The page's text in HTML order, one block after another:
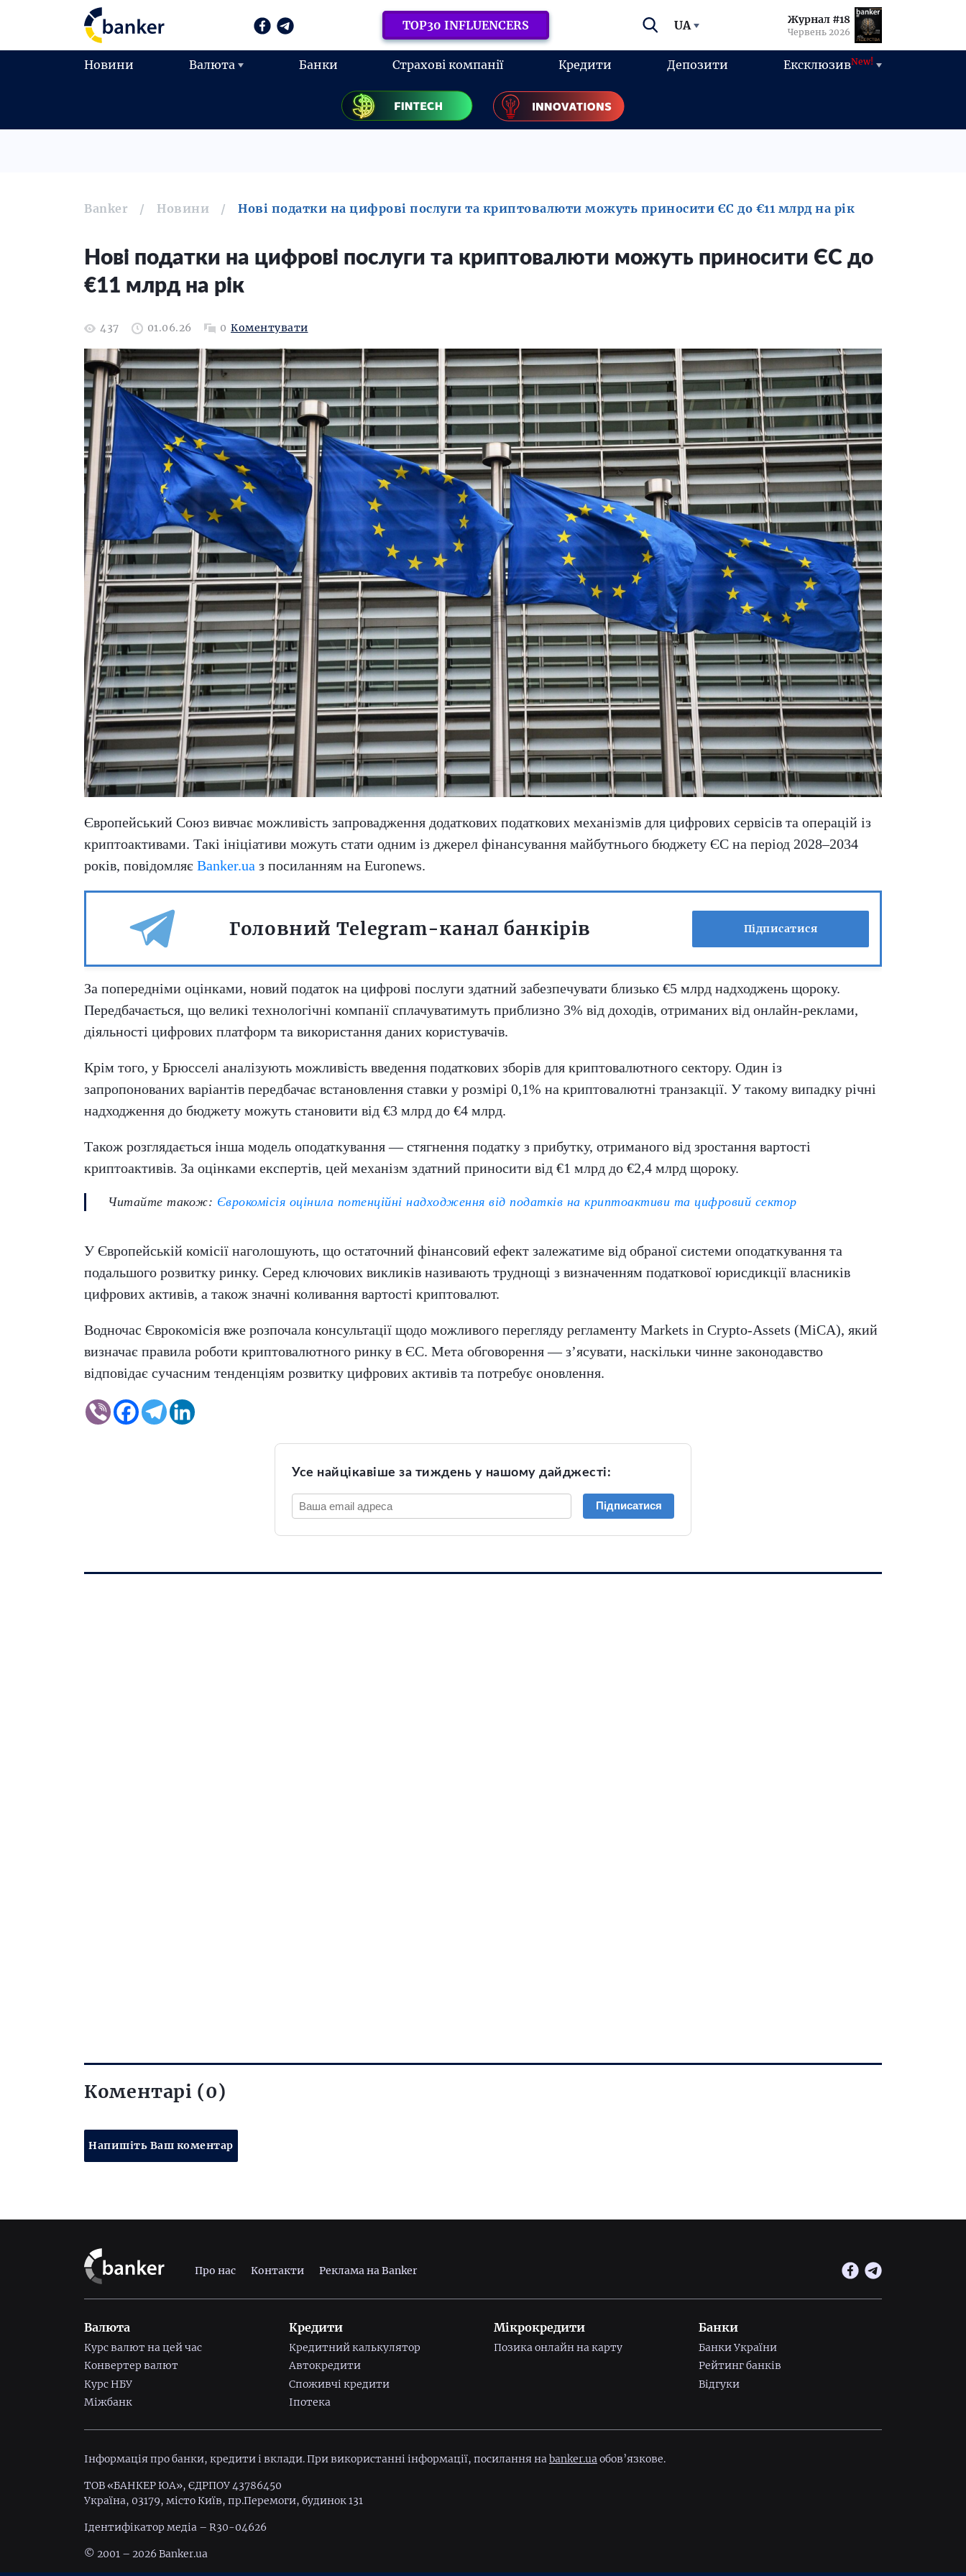
TOP30 INFLUENCERS UA Журнал #18
Червень 2026
Новини Валюта Банки Страхові компанії Кредити Депозити ЕксклюзивNew!
Banker Новини Нові податки на цифрові послуги та криптовалюти можуть приносити ЄС до €11 млрд на рік
Нові податки на цифрові послуги та криптовалюти можуть приносити ЄС до
€11 млрд на рік
437 01.06.26 0 Коментувати
Європейський Союз вивчає можливість запровадження додаткових податкових механізмів для цифрових сервісів та операцій із
криптоактивами. Такі ініціативи можуть стати одним із джерел фінансування майбутнього бюджету ЄС на період 2028–2034
років, повідомляє Banker.ua з посиланням на Euronews.
Головний Telegram-канал банкірів Підписатися
За попередніми оцінками, новий податок на цифрові послуги здатний забезпечувати близько €5 млрд надходжень щороку.
Передбачається, що великі технологічні компанії сплачуватимуть приблизно 3% від доходів, отриманих від онлайн-реклами,
діяльності цифрових платформ та використання даних користувачів.
Крім того, у Брюсселі аналізують можливість введення податкових зборів для криптовалютного сектору. Один із
запропонованих варіантів передбачає встановлення ставки у розмірі 0,1% на криптовалютні транзакції. У такому випадку річні
надходження до бюджету можуть становити від €3 млрд до €4 млрд.
Також розглядається інша модель оподаткування — стягнення податку з прибутку, отриманого від зростання вартості
криптоактивів. За оцінками експертів, цей механізм здатний приносити від €1 млрд до €2,4 млрд щороку.
Читайте також: Єврокомісія оцінила потенційні надходження від податків на криптоактиви та цифровий сектор
У Європейській комісії наголошують, що остаточний фінансовий ефект залежатиме від обраної системи оподаткування та
подальшого розвитку ринку. Серед ключових викликів називають труднощі з визначенням податкової юрисдикції власників
цифрових активів, а також значні коливання вартості криптовалют.
Водночас Єврокомісія вже розпочала консультації щодо можливого перегляду регламенту Markets in Crypto-Assets (MiCA), який
визначає правила роботи криптовалютного ринку в ЄС. Мета обговорення — з’ясувати, наскільки чинне законодавство
відповідає сучасним тенденціям розвитку цифрових активів та потребує оновлення.
Усе найцікавіше за тиждень у нашому дайджесті:
Підписатися
Коментарі (0)
Напишіть Ваш коментар
Про нас Контакти Реклама на Banker
Валюта
Курс валют на цей час
Конвертер валют
Курс НБУ
Міжбанк
Кредити
Кредитний калькулятор
Автокредити
Споживчі кредити
Іпотека
Мікрокредити
Позика онлайн на карту
Банки
Банки України
Рейтинг банків
Відгуки
Інформація про банки, кредити і вклади. При використанні інформації, посилання наbanker.uaобов’язкове.
ТОВ «БАНКЕР ЮА», ЄДРПОУ 43786450
Україна, 03179, місто Київ, пр.Перемоги, будинок 131
Ідентифiкатор медiа – R30-04626
© 2001 – 2026 Banker.ua